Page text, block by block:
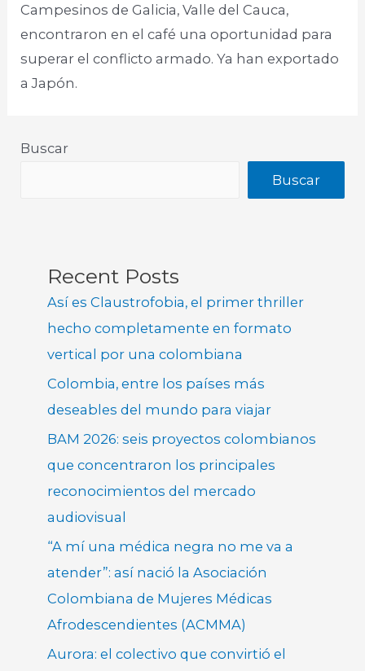
Campesinos de Galicia, Valle del Cauca,
encontraron en el café una oportunidad para
superar el conflicto armado. Ya han exportado
a Japón.
Buscar
Buscar
Recent Posts
Así es Claustrofobia, el primer thriller
hecho completamente en formato
vertical por una colombiana
Colombia, entre los países más
deseables del mundo para viajar
BAM 2026: seis proyectos colombianos
que concentraron los principales
reconocimientos del mercado
audiovisual
“A mí una médica negra no me va a
atender”: así nació la Asociación
Colombiana de Mujeres Médicas
Afrodescendientes (ACMMA)
Aurora: el colectivo que convirtió el